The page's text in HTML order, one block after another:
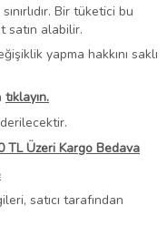
Bir tüketici bu
satın alabilir.
yapma hakkını saklı
tıklayın.
TL Üzeri Kargo Bedava
satıcı tarafından